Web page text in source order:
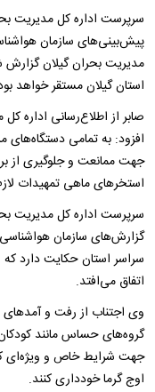
سرپرست اداره کل مدیریت
پیش‌بینی‌های سازمان
مدیریت بحران گیلان
استان گیلان مستقر خواهد
صابر از اطلاع‌رسانی‌ اداره
افزود:‌ به تمامی دستگاه‌های
جهت ممانعت و جلوگیری از
استخرهای ماهی تمهیدات
سرپرست اداره کل مدیریت
اتفاق می‌افتد.
وی اجتناب از رفت‌ و آمدهای
گروه‌های حساس مانند
جهت شرایط خاص و ویژه‌ای
اوج گرما خودداری کنند.